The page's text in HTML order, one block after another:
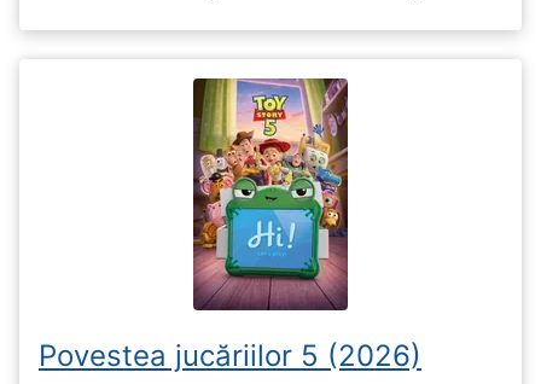
Povestea jucăriilor 5 (2026)